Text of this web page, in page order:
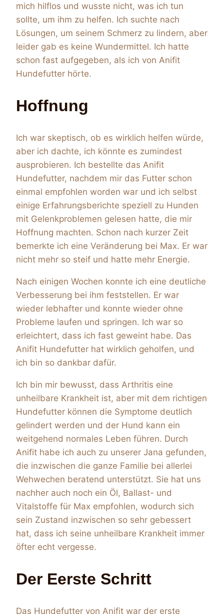
mich hilflos und wusste nicht, was ich tun
sollte, um ihm zu helfen. Ich suchte nach
Lösungen, um seinem Schmerz zu lindern, aber
leider gab es keine Wundermittel. Ich hatte
schon fast aufgegeben, als ich von Anifit
Hundefutter hörte.
Hoffnung
Ich war skeptisch, ob es wirklich helfen würde,
aber ich dachte, ich könnte es zumindest
ausprobieren. Ich bestellte das Anifit
Hundefutter, nachdem mir das Futter schon
einmal empfohlen worden war und ich selbst
einige Erfahrungsberichte speziell zu Hunden
mit Gelenkproblemen gelesen hatte, die mir
Hoffnung machten. Schon nach kurzer Zeit
bemerkte ich eine Veränderung bei Max. Er war
nicht mehr so steif und hatte mehr Energie.
Nach einigen Wochen konnte ich eine deutliche
Verbesserung bei ihm feststellen. Er war
wieder lebhafter und konnte wieder ohne
Probleme laufen und springen. Ich war so
erleichtert, dass ich fast geweint habe. Das
Anifit Hundefutter hat wirklich geholfen, und
ich bin so dankbar dafür.
Ich bin mir bewusst, dass Arthritis eine
unheilbare Krankheit ist, aber mit dem richtigen
Hundefutter können die Symptome deutlich
gelindert werden und der Hund kann ein
weitgehend normales Leben führen. Durch
Anifit habe ich auch zu unserer Jana gefunden,
die inzwischen die ganze Familie bei allerlei
Wehwechen beratend unterstützt. Sie hat uns
nachher auch noch ein Öl, Ballast- und
Vitalstoffe für Max empfohlen, wodurch sich
sein Zustand inzwischen so sehr gebessert
hat, dass ich seine unheilbare Krankheit immer
öfter echt vergesse.
Der Eerste Schritt
Das Hundefutter von Anifit war der erste